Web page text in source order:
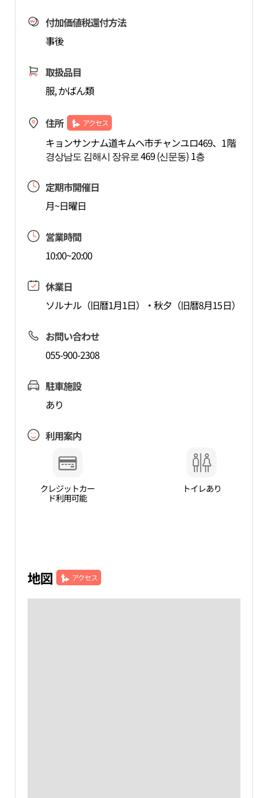
付加価値税還付方法
事後
取扱品目
服, かばん類
住所 アクセス
キョンサンナム道キムヘ市チャンユロ469、1階
경상남도 김해시 장유로 469 (신문동) 1층
定期市開催日
月~日曜日
営業時間
10:00~20:00
休業日
ソルナル（旧暦1月1日）・秋夕（旧暦8月15日）
お問い合わせ
055-900-2308
駐車施設
あり
利用案内
クレジットカー
ド利用可能
トイレあり
地図 アクセス